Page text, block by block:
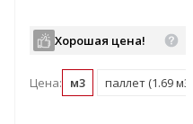
Хорошая цена!
Цена: м3 паллет (1.69 м3)